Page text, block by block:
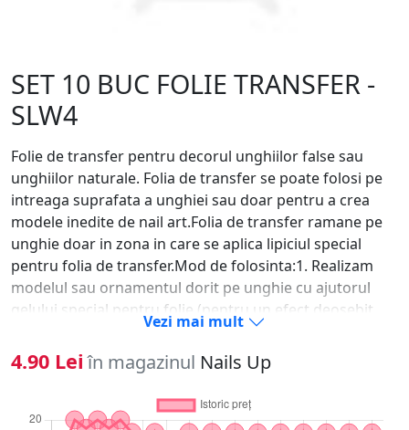
SET 10 BUC FOLIE TRANSFER -
SLW4
Folie de transfer pentru decorul unghiilor false sau
unghiilor naturale. Folia de transfer se poate folosi pe
intreaga suprafata a unghiei sau doar pentru a crea
modele inedite de nail art.Folia de transfer ramane pe
unghie doar in zona in care se aplica lipiciul special
pentru folia de transfer.Mod de folosinta:1. Realizam
modelul sau ornamentul dorit pe unghie cu ajutorul
gelului special pentru folie (pentru un efect deosebit
tinem cont ca liniile sa fie subtiri)2. Polimerizam gelul in
lampa timp de 2 min3. Dupa polimerizare gelului fara sa
fie nevoie de degresare aplicam folia de transfer pe
unghie intotdeauna cu partea mata in jos (spre unghie)
si cu partea metalizata in sus (aceasta operatie trebuie
Vezi mai mult
4.90 Lei în magazinul Nails Up